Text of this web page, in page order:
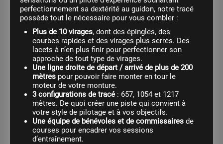
perfectionnement sa dextérité au guidon, notre tracé
possède tout le nécessaire pour vous combler :
Plus de 10 virages, dont des épingles, des
courbes rapides et des virages plus serrés. Des
lacets à n’en plus finir pour perfectionner son
approche de tout type de virages.
Une ligne droite de départ / arrivé de plus de 200
mètres pour pouvoir faire monter en tour le
moteur de votre monture.
3 configurations de tracé : 657, 1054 et 1217
mètres. De quoi créer une piste qui convient à
votre style de pilotage et à vos objectifs.
Une équipe de bénévoles et de commissaires de
courses pour encadrer vos sessions
d’entraînement.